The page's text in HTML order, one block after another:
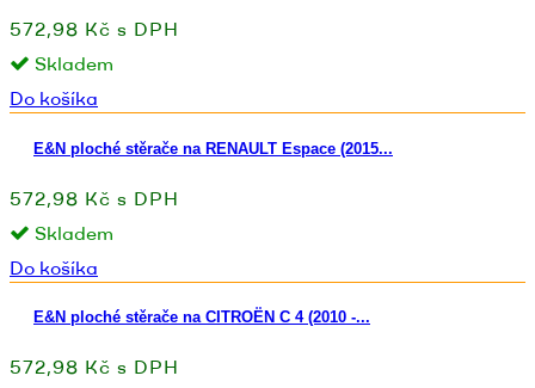
572,98 Kč s DPH
Skladem
Do košíka
E&N ploché stěrače na RENAULT Espace (2015...
572,98 Kč s DPH
Skladem
Do košíka
E&N ploché stěrače na CITROËN C 4 (2010 -...
572,98 Kč s DPH